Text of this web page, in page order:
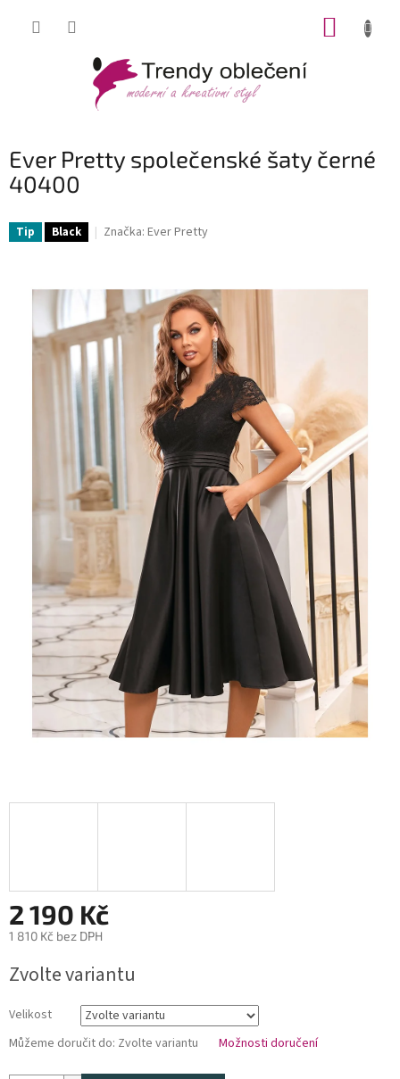
Ever Pretty společenské šaty černé
40400
Tip Black Značka: Ever Pretty
2 190 Kč
1 810 Kč bez DPH
cena:
Zvolte variantu
Velikost
Můžeme doručit do: Zvolte variantu Možnosti doručení